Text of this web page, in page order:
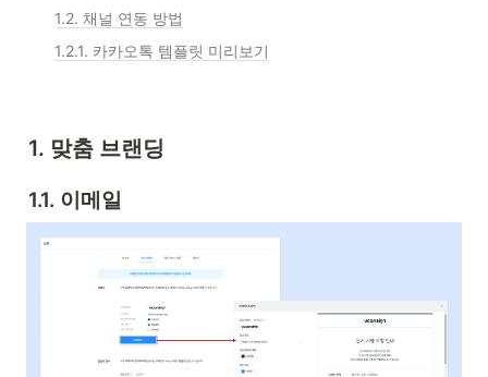
1.2. 채널 연동 방법
1.2.1. 카카오톡 템플릿 미리보기
1. 맞춤 브랜딩
1.1. 이메일